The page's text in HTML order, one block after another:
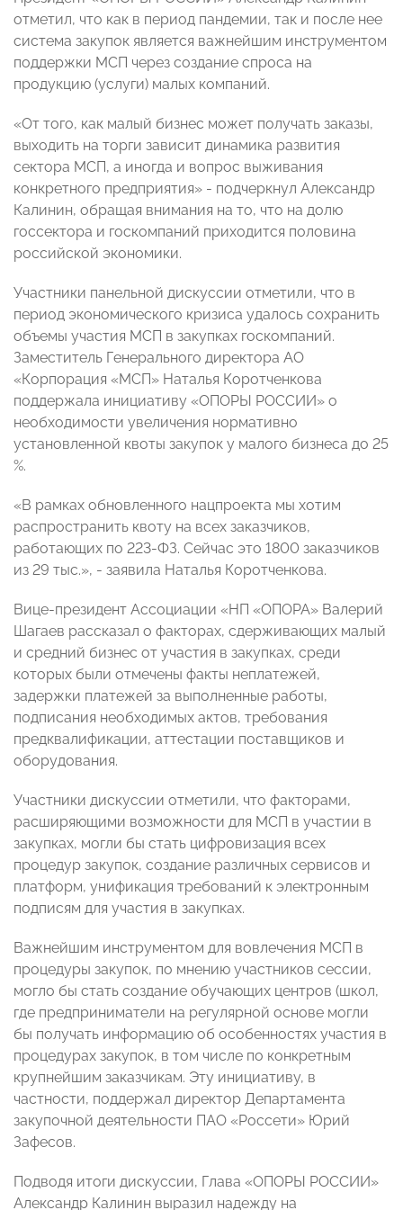
отметил, что как в период пандемии, так и после нее
система закупок является важнейшим инструментом
поддержки МСП через создание спроса на
продукцию (услуги) малых компаний.
«От того, как малый бизнес может получать заказы,
выходить на торги зависит динамика развития
сектора МСП, а иногда и вопрос выживания
конкретного предприятия» - подчеркнул Александр
Калинин, обращая внимания на то, что на долю
госсектора и госкомпаний приходится половина
российской экономики.
Участники панельной дискуссии отметили, что в
период экономического кризиса удалось сохранить
объемы участия МСП в закупках госкомпаний.
Заместитель Генерального директора АО
«Корпорация «МСП» Наталья Коротченкова
поддержала инициативу «ОПОРЫ РОССИИ» о
необходимости увеличения нормативно
установленной квоты закупок у малого бизнеса до 25
%.
«В рамках обновленного нацпроекта мы хотим
распространить квоту на всех заказчиков,
работающих по 223-ФЗ. Сейчас это 1800 заказчиков
из 29 тыс.», - заявила Наталья Коротченкова.
Вице-президент Ассоциации «НП «ОПОРА» Валерий
Шагаев рассказал о факторах, сдерживающих малый
и средний бизнес от участия в закупках, среди
которых были отмечены факты неплатежей,
задержки платежей за выполненные работы,
подписания необходимых актов, требования
предквалификации, аттестации поставщиков и
оборудования.
Участники дискуссии отметили, что факторами,
расширяющими возможности для МСП в участии в
закупках, могли бы стать цифровизация всех
процедур закупок, создание различных сервисов и
платформ, унификация требований к электронным
подписям для участия в закупках.
Важнейшим инструментом для вовлечения МСП в
процедуры закупок, по мнению участников сессии,
могло бы стать создание обучающих центров (школ,
где предприниматели на регулярной основе могли
бы получать информацию об особенностях участия в
процедурах закупок, в том числе по конкретным
крупнейшим заказчикам. Эту инициативу, в
частности, поддержал директор Департамента
закупочной деятельности ПАО «Россети» Юрий
Зафесов.
Подводя итоги дискуссии, Глава «ОПОРЫ РОССИИ»
Александр Калинин выразил надежду на